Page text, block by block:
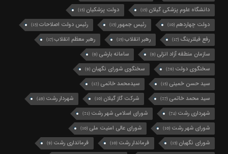
دانشگاه علوم پزشکی گیلان (15) دولت پزشکیان (15)
دولت چهاردهم (10) رئیس جمهور(13) رئیس دولت اصلاحات(13)
رفع فیلترینگ (17) رهبر انقلاب(15) رهبر معظم انقلاب(17)
سازمان منطقه آزاد انزلی (9) سامانه بارشی (9)
سخنگوی دولت (26) سخنگوی شورای نگهبان (9)
سید حسن خمینی (15) سیدمحمد خاتمی (12)
سید محمد خاتمی (27) شرکت گاز گیلان (10) شهردار رشت (49)
شهرداری رشت (74) شورای اسلامی شهر رشت (21)
شورای شهر رشت (10) شورای عالی امنیت ملی (10)
شورای نگهبان (13) فرماندار رشت (10) فرمانداری رشت (9)